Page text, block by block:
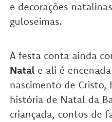
e decorações
guloseimas.
A festa conta ainda
Natal e ali é
nascimento de Cristo,
história de Natal da
criançada, contos de